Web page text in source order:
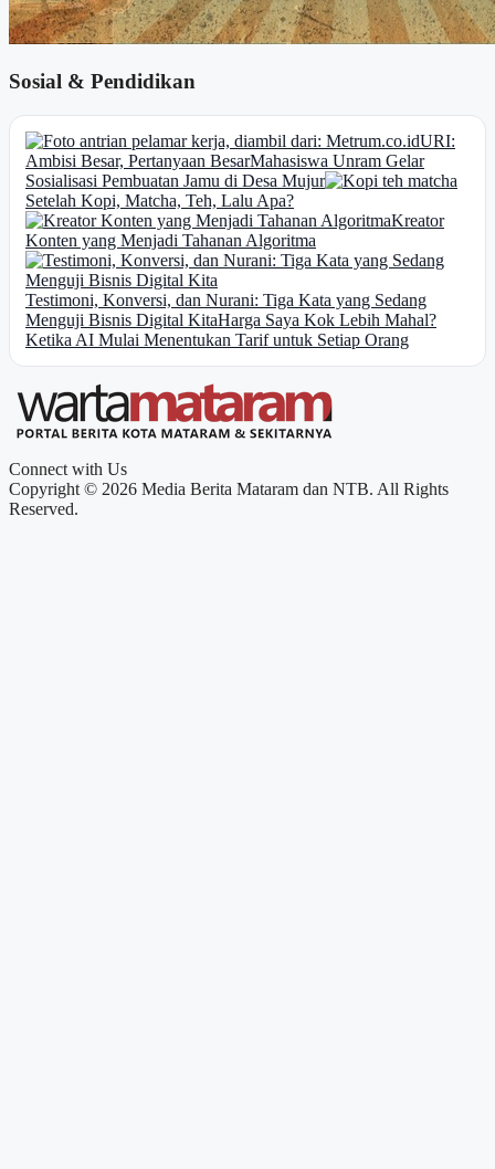
Sosial & Pendidikan
URI:
Ambisi Besar, Pertanyaan BesarMahasiswa Unram Gelar
Sosialisasi Pembuatan Jamu di Desa Mujur
Setelah Kopi, Matcha, Teh, Lalu Apa?
Kreator
Konten yang Menjadi Tahanan Algoritma
Testimoni, Konversi, dan Nurani: Tiga Kata yang Sedang
Menguji Bisnis Digital KitaHarga Saya Kok Lebih Mahal?
Ketika AI Mulai Menentukan Tarif untuk Setiap Orang
Connect with Us
Copyright © 2026 Media Berita Mataram dan NTB. All Rights
Reserved.